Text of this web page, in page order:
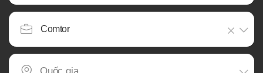
Comtor